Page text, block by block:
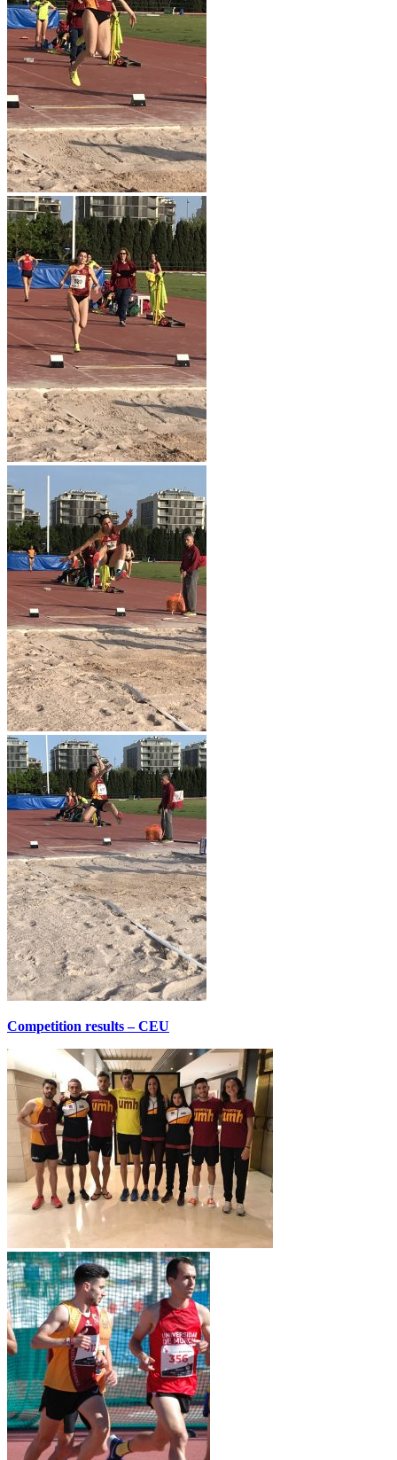
Competition results – CEU